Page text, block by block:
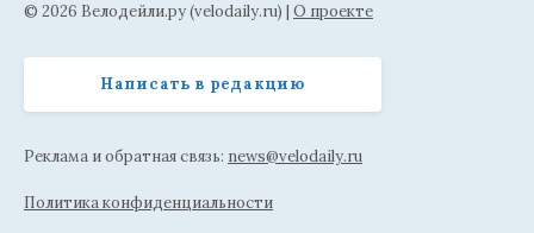
© 2026 Велодейли.ру (velodaily.ru) | О проекте
Написать в редакцию
Реклама и обратная связь: news@velodaily.ru
Политика конфиденциальности